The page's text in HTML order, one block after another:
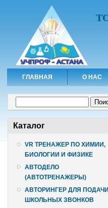
ГЛАВНАЯ О НАС
Каталог
VR ТРЕНАЖЕР ПО ХИМИИ,
БИОЛОГИИ И ФИЗИКЕ
АВТОДЕЛО
(АВТОТРЕНАЖЕРЫ)
АВТОРИНГЕР ДЛЯ ПОДАЧИ
ШКОЛЬНЫХ ЗВОНКОВ